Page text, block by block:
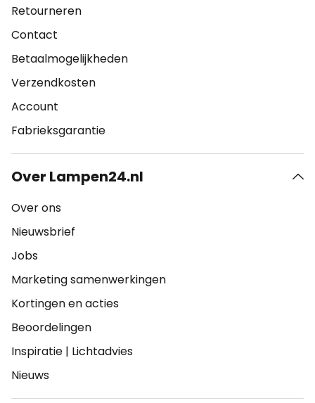
Retourneren
Contact
Betaalmogelijkheden
Verzendkosten
Account
Fabrieksgarantie
Over Lampen24.nl
Over ons
Nieuwsbrief
Jobs
Marketing samenwerkingen
Kortingen en acties
Beoordelingen
Inspiratie | Lichtadvies
Nieuws